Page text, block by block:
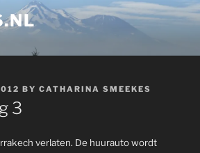
BY CATHARINA SMEEKES
3
verlaten. De huurauto wordt